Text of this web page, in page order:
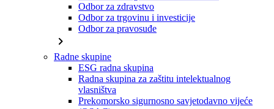
Odbor za zdravstvo
Odbor za trgovinu i investicije
Odbor za pravosuđe
chevron_right
Radne skupine
ESG radna skupina
Radna skupina za zaštitu intelektualnog
vlasništva
Prekomorsko sigurnosno savjetodavno vijeće